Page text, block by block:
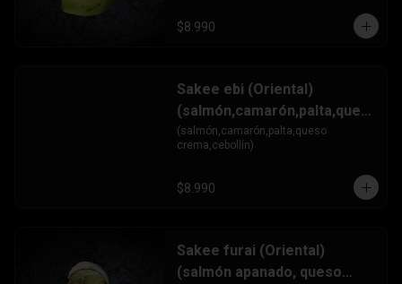
$8.990
Sakee ebi (Oriental)
(salmón,camarón,palta,ques
o crema,cebollín)
(salmón,camarón,palta,queso
crema,cebollín)
$8.990
Sakee furai (Oriental)
(salmón apanado, queso